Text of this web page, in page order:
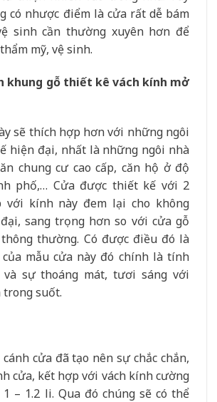
có nhược điểm là cửa rất dễ bám
sinh cần thường xuyên hơn để
mỹ, vệ sinh.
khung gỗ thiết kê vách kính mở
sẽ thích hợp hơn với những ngôi
hiện đại, nhất là những ngôi nhà
chung cư cao cấp, căn hộ ở độ
phố,… Cửa được thiết kế với 2
với kính này đem lại cho không
sang trọng hơn so với cửa gỗ
thường. Có được điều đó là
mẫu cửa này đó chính là tính
và sự thoáng mát, tươi sáng với
trong suốt.
cửa đã tạo nên sự chắc chắn,
cửa, kết hợp với vách kính cường
– 1.2 li. Qua đó chúng sẽ có thể